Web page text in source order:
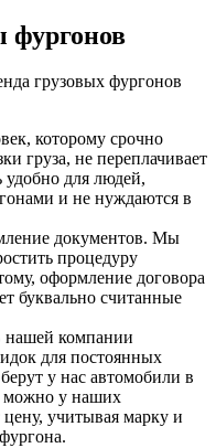
фургонов
грузовых фургонов
которому срочно
груза, не переплачивает
удобно для людей,
и не нуждаются в
документов. Мы
процедуру
оформление договора
буквально считанные
компании
для постоянных
у нас автомобили в
можно у наших
учитывая марку и